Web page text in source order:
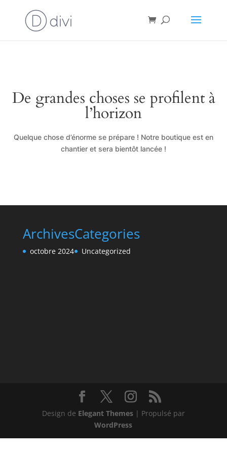
De grandes choses se profilent à
l’horizon
Quelque chose d’énorme se prépare ! Notre boutique est en
chantier et sera bientôt lancée !
Archives
octobre 2024
Categories
Uncategorized
Design de Elegant Themes| Propulsé par
WordPress